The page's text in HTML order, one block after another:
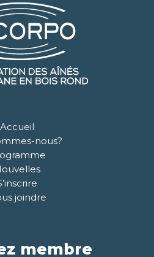
Accueil
nous?
joindre
membre